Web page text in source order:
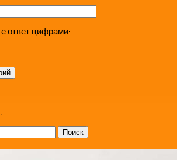
ответ цифрами: